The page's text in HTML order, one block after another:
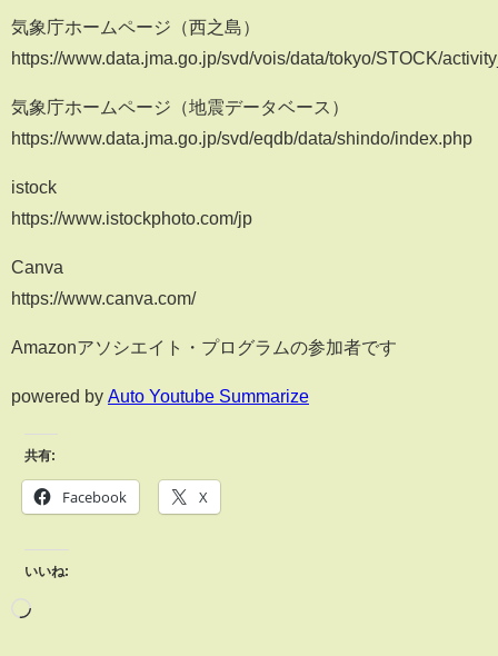
気象庁ホームページ（西之島）
https://www.data.jma.go.jp/svd/vois/data/tokyo/STOCK/
気象庁ホームページ（地震データベース）
https://www.data.jma.go.jp/svd/eqdb/data/shindo/index.php
istock
https://www.istockphoto.com/jp
Canva
https://www.canva.com/
Amazonアソシエイト・プログラムの参加者です
powered by Auto Youtube Summarize
共有:
Facebook X
いいね: